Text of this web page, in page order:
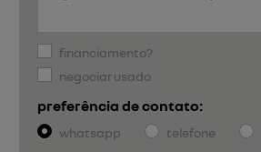
financiamento?
negociar usado
preferência de contato:
whatsapp telefone